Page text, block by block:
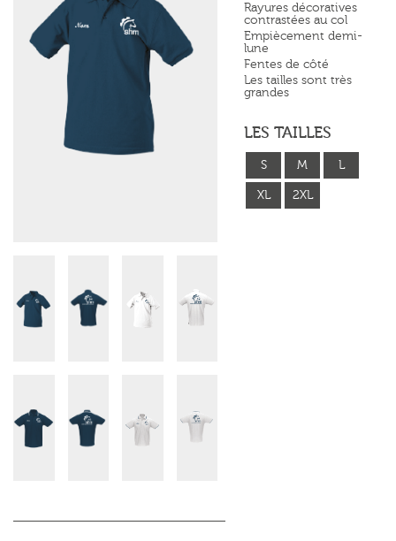
Rayures décoratives
contrastées au col
Empiècement demi-
lune
Fentes de côté
Les tailles sont très
grandes
LES TAILLES
S M L
XL 2XL